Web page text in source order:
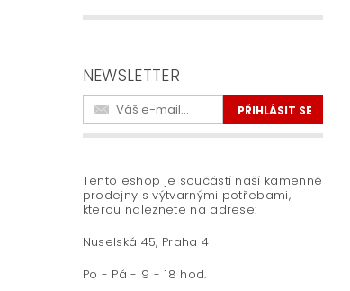
NEWSLETTER
Tento eshop je součástí naší kamenné
prodejny s výtvarnými potřebami,
kterou naleznete na adrese:
Nuselská 45, Praha 4
Po - Pá - 9 - 18 hod.